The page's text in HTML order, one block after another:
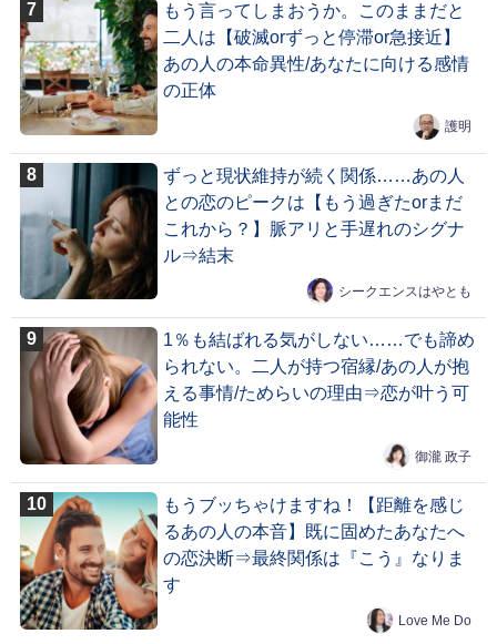
もう言ってしまおうか。このままだと
二人は【破滅orずっと停滞or急接近】
あの人の本命異性/あなたに向ける感情
の正体
護明
ずっと現状維持が続く関係……あの人
との恋のピークは【もう過ぎたorまだ
これから？】脈アリと手遅れのシグナ
ル⇒結末
シークエンスはやとも
1％も結ばれる気がしない……でも諦め
られない。二人が持つ宿縁/あの人が抱
える事情/ためらいの理由⇒恋が叶う可
能性
御瀧 政子
もうブッちゃけますね！【距離を感じ
るあの人の本音】既に固めたあなたへ
の恋決断⇒最終関係は『こう』なりま
す
Love Me Do